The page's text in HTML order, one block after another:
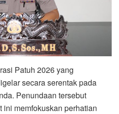
Patuh 2026 yang
secara serentak pada
Penundaan tersebut
memfokuskan perhatian